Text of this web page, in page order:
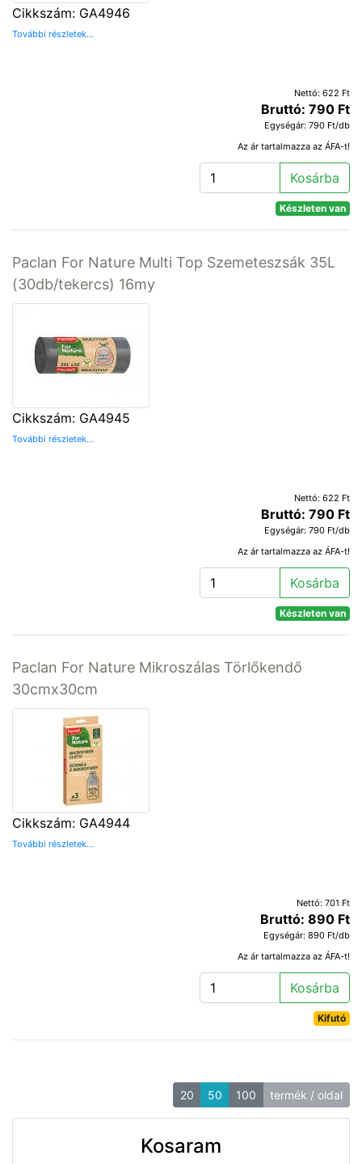
Cikkszám: GA4946
További részletek...
Nettó: 622 Ft
Bruttó: 790 Ft
Egységár: 790 Ft/db
Az ár tartalmazza az ÁFA-t!
Kosárba
Készleten van
Paclan For Nature Multi Top Szemeteszsák 35L
(30db/tekercs) 16my
Cikkszám: GA4945
További részletek...
Nettó: 622 Ft
Bruttó: 790 Ft
Egységár: 790 Ft/db
Az ár tartalmazza az ÁFA-t!
Kosárba
Készleten van
Paclan For Nature Mikroszálas Törlőkendő
30cmx30cm
Cikkszám: GA4944
További részletek...
Nettó: 701 Ft
Bruttó: 890 Ft
Egységár: 890 Ft/db
Az ár tartalmazza az ÁFA-t!
Kosárba
Kifutó
20 50 100 termék / oldal
Kosaram